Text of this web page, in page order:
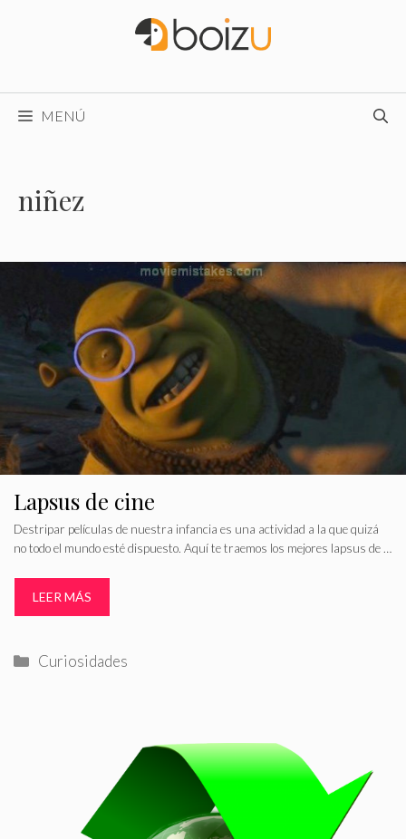
MENÚ
niñez
Lapsus de cine
Destripar películas de nuestra infancia es una actividad a la que quizá
no todo el mundo esté dispuesto. Aquí te traemos los mejores lapsus de …
LEER MÁS
Categorías
Curiosidades